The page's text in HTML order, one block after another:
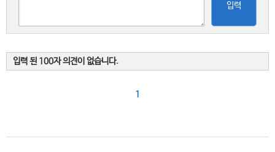
입력
입력 된 100자 의견이 없습니다.
1